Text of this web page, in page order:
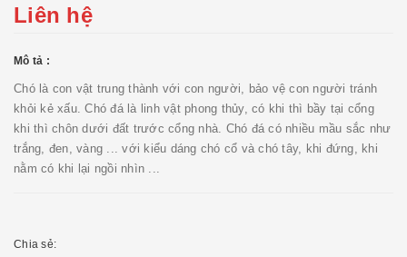
Liên hệ
Mô tả :
Chó là con vật trung thành với con người, bảo vệ con người tránh
khỏi kẻ xấu. Chó đá là linh vật phong thủy, có khi thì bầy tại cổng
khi thì chôn dưới đất trước cổng nhà. Chó đá có nhiều mầu sắc như
trắng, đen, vàng ... với kiểu dáng chó cổ và chó tây, khi đứng, khi
nằm có khi lại ngồi nhìn ...
Chia sẻ: